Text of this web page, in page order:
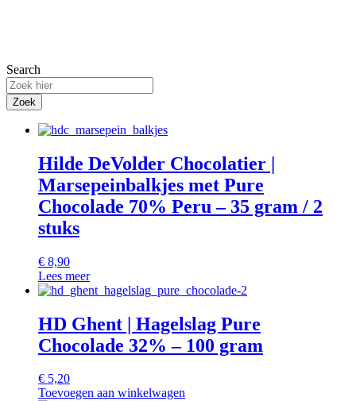
Search
Zoek
Hilde DeVolder Chocolatier |
Marsepeinbalkjes met Pure
Chocolade 70% Peru – 35 gram / 2
stuks
€ 8,90
Lees meer
HD Ghent | Hagelslag Pure
Chocolade 32% – 100 gram
€ 5,20
Toevoegen aan winkelwagen